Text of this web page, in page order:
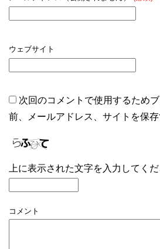
ウェブサイト
次回のコメントで使用するため
前、メールアドレス、サイトを保存
上に表示された文字を入力してくだ
コメント